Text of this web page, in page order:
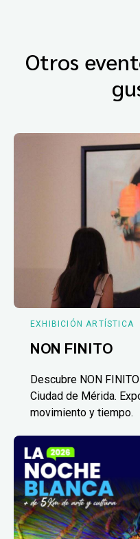
Otros
EXHIBICIÓN ARTÍSTICA
NON FINITO
Descubre NON
Ciudad de Mérida.
movimiento y tiempo.